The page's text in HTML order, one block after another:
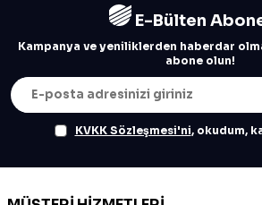
E-Bülten
Kampanya ve yeniliklerden haberdar
abone olun!
KVKK Sözleşmesi'ni, okudum,